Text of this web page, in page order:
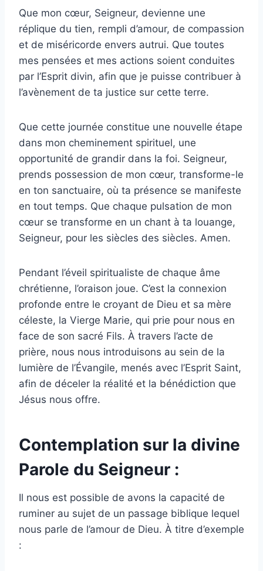
Que mon cœur, Seigneur, devienne une
réplique du tien, rempli d’amour, de compassion
et de miséricorde envers autrui. Que toutes
mes pensées et mes actions soient conduites
par l’Esprit divin, afin que je puisse contribuer à
l’avènement de ta justice sur cette terre.
Que cette journée constitue une nouvelle étape
dans mon cheminement spirituel, une
opportunité de grandir dans la foi. Seigneur,
prends possession de mon cœur, transforme-le
en ton sanctuaire, où ta présence se manifeste
en tout temps. Que chaque pulsation de mon
cœur se transforme en un chant à ta louange,
Seigneur, pour les siècles des siècles. Amen.
Pendant l’éveil spiritualiste de chaque âme
chrétienne, l’oraison joue. C’est la connexion
profonde entre le croyant de Dieu et sa mère
céleste, la Vierge Marie, qui prie pour nous en
face de son sacré Fils. À travers l’acte de
prière, nous nous introduisons au sein de la
lumière de l’Évangile, menés avec l’Esprit Saint,
afin de déceler la réalité et la bénédiction que
Jésus nous offre.
Contemplation sur la divine
Parole du Seigneur :
Il nous est possible de avons la capacité de
ruminer au sujet de un passage biblique lequel
nous parle de l’amour de Dieu. À titre d’exemple
: